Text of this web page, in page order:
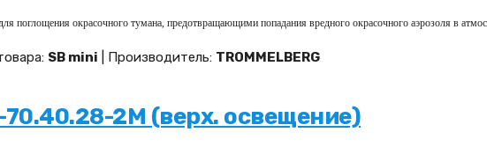
поглощения окрасочного тумана, предотвращающими попадания вредного окрасочного аэрозоля в
SB mini | Производитель: TROMMELBERG
2M (верх. освещение)